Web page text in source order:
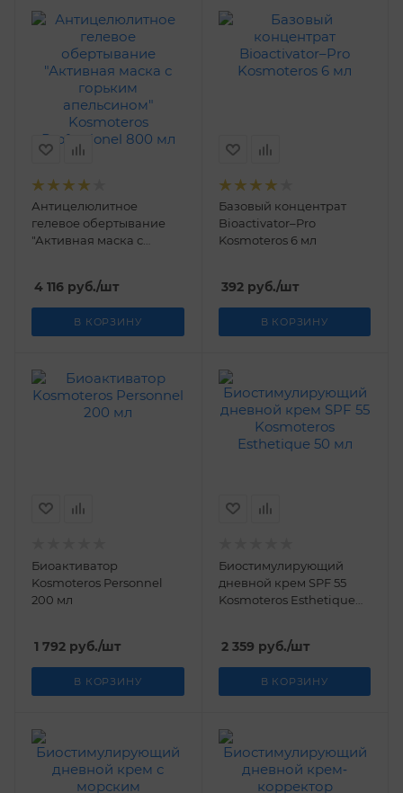
Антицелюлитное
гелевое обертывание
"Активная маска с
800 мл
4 116 руб./шт
В КОРЗИНУ
Базовый концентрат
Bioactivator–Pro
Kosmoteros 6 мл
392руб./шт
В КОРЗИНУ
Биоактиватор
Kosmoteros Personnel
200 мл
1 792 руб./шт
В КОРЗИНУ
Биостимулирующий
дневной крем SPF 55
Kosmoteros Esthetique
2 359 руб./шт
В КОРЗИНУ